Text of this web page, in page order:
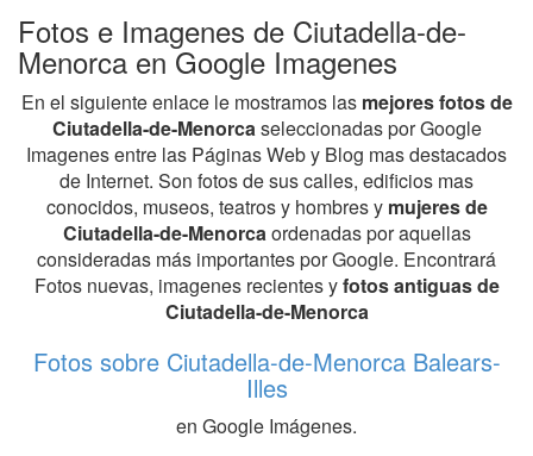
Fotos e Imagenes de Ciutadella-de-
Menorca en Google Imagenes
En el siguiente enlace le mostramos las mejores fotos de
Ciutadella-de-Menorcaseleccionadas por Google
Imagenes entre las Páginas Web y Blog mas destacados
de Internet. Son fotos de sus calles, edificios mas
conocidos, museos, teatros y hombres y mujeres de
Ciutadella-de-Menorcaordenadas por aquellas
consideradas más importantes por Google. Encontrará
Fotos nuevas, imagenes recientes yfotos antiguas de
Ciutadella-de-Menorca
Fotos sobre Ciutadella-de-Menorca Balears-
Illes
en Google Imágenes.